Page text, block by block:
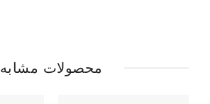
محصولات مشابه